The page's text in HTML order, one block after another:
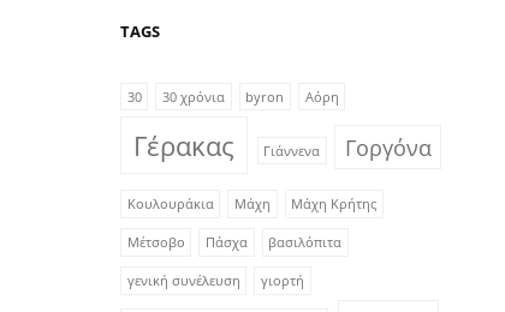
TAGS
30 30 χρόνια byron Αόρη
Γέρακας Γιάννενα Γοργόνα
Κουλουράκια Μάχη Μάχη Κρήτης
Μέτσοβο Πάσχα βασιλόπιτα
γενική συνέλευση γιορτή